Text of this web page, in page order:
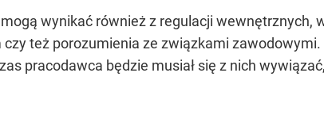
wynikać również z regulacji wewnętrznych,
też porozumienia ze związkami
pracodawca będzie musiał się z nich